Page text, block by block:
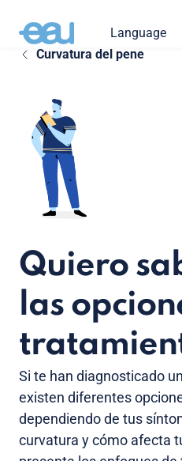
Language
Curvatura del pene
Quiero
las
Si te han diagnosticado
existen diferentes
dependiendo de tus
curvatura y cómo afecta